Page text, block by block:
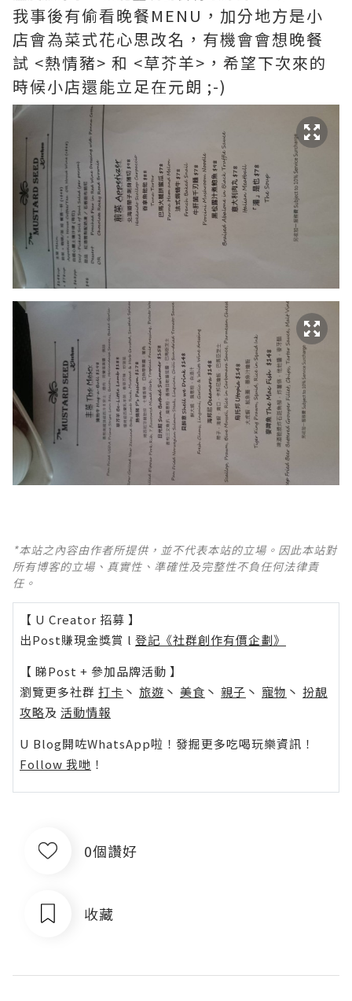
我事後有偷看晚餐MENU，加分地方是小
店會為菜式花心思改名，有機會會想晚餐
試 <熱情豬> 和 <草芥羊>，希望下次來的
時候小店還能立足在元朗 ;-)
*本站之內容由作者所提供，並不代表本站的立場。因此本站對
所有博客的立場、真實性、準確性及完整性不負任何法律責
任。
【 U Creator 招募 】
出Post賺現金獎賞 l 登記《社群創作有價企劃》
【 睇Post + 參加品牌活動 】
瀏覽更多社群 打卡 丶 旅遊 丶 美食 丶 親子 丶 寵物 丶 扮靚
攻略及 活動情報
U Blog開咗WhatsApp啦！發掘更多吃喝玩樂資訊！
Follow 我哋 ！
0個讚好
收藏